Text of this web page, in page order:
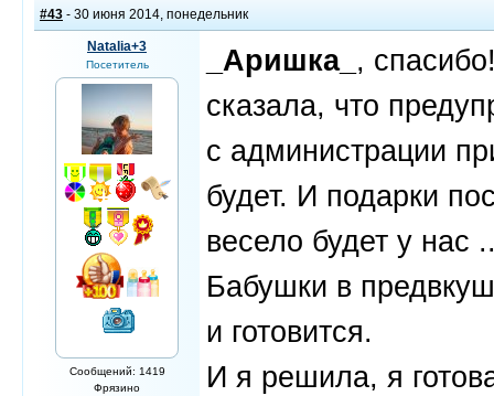
#43 - 30 июня 2014, понедельник
Natalia+3
Посетитель
Сообщений: 1419
Фрязино
_Аришка_ ,
сказала, что
с администрации
будет. И подарки
весело будет у нас
Бабушки в
и готовится.
И я решила, я